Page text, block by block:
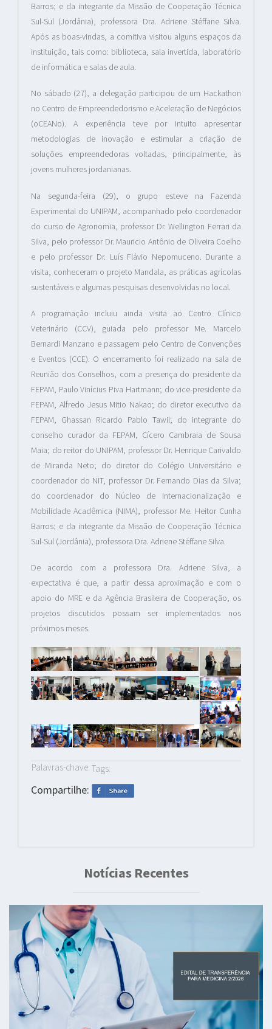
Barros; e da integrante da Missão de Cooperação Técnica
Sul-Sul (Jordânia), professora Dra. Adriene Stéffane Silva.
Após as boas-vindas, a comitiva visitou alguns espaços da
instituição, tais como: biblioteca, sala invertida, laboratório
de informática e salas de aula.
No sábado (27), a delegação participou de um Hackathon
no Centro de Empreendedorismo e Aceleração de Negócios
(oCEANo). A experiência teve por intuito apresentar
metodologias de inovação e estimular a criação de
soluções empreendedoras voltadas, principalmente, às
jovens mulheres jordanianas.
Na segunda-feira (29), o grupo esteve na Fazenda
Experimental do UNIPAM, acompanhado pelo coordenador
do curso de Agronomia, professor Dr. Wellington Ferrari da
Silva, pelo professor Dr. Mauricio Antônio de Oliveira Coelho
e pelo professor Dr. Luís Flávio Nepomuceno. Durante a
visita, conheceram o projeto Mandala, as práticas agrícolas
sustentáveis e algumas pesquisas desenvolvidas no local.
A programação incluiu ainda visita ao Centro Clínico
Veterinário (CCV), guiada pelo professor Me. Marcelo
Bernardi Manzano e passagem pelo Centro de Convenções
e Eventos (CCE). O encerramento foi realizado na sala de
Reunião dos Conselhos, com a presença do presidente da
FEPAM, Paulo Vinícius Piva Hartmann; do vice-presidente da
FEPAM, Alfredo Jesus Mitio Nakao; do diretor executivo da
FEPAM, Ghassan Ricardo Pablo Tawil; do integrante do
conselho curador da FEPAM, Cícero Cambraia de Sousa
Maia; do reitor do UNIPAM, professor Dr. Henrique Carivaldo
de Miranda Neto; do diretor do Colégio Universitário e
coordenador do NIT, professor Dr. Fernando Dias da Silva;
do coordenador do Núcleo de Internacionalização e
Mobilidade Acadêmica (NIMA), professor Me. Heitor Cunha
Barros; e da integrante da Missão de Cooperação Técnica
Sul-Sul (Jordânia), professora Dra. Adriene Stéffane Silva.
De acordo com a professora Dra. Adriene Silva, a
expectativa é que, a partir dessa aproximação e com o
apoio do MRE e da Agência Brasileira de Cooperação, os
projetos discutidos possam ser implementados nos
próximos meses.
Palavras-chave: Tags:
Compartilhe:
Notícias Recentes